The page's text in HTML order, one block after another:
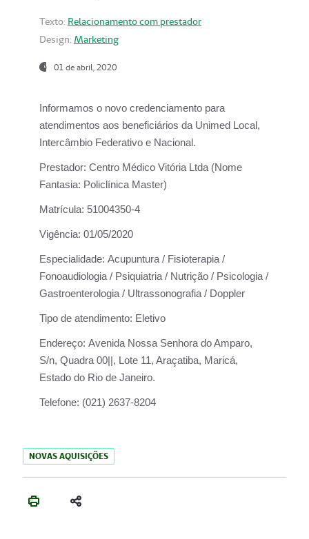
Texto: Relacionamento com prestador
Design: Marketing
01 de abril, 2020
Informamos o novo credenciamento para
atendimentos aos beneficiários da Unimed Local,
Intercâmbio Federativo e Nacional.
Prestador: Centro Médico Vitória Ltda (Nome
Fantasia: Policlínica Master)
Matrícula: 51004350-4
Vigência: 01/05/2020
Especialidade: Acupuntura / Fisioterapia /
Fonoaudiologia / Psiquiatria / Nutrição / Psicologia /
Gastroenterologia / Ultrassonografia / Doppler
Tipo de atendimento: Eletivo
Endereço: Avenida Nossa Senhora do Amparo,
S/n, Quadra 00||, Lote 11, Araçatiba, Maricá,
Estado do Rio de Janeiro.
Telefone: (021) 2637-8204
NOVAS AQUISIÇÕES